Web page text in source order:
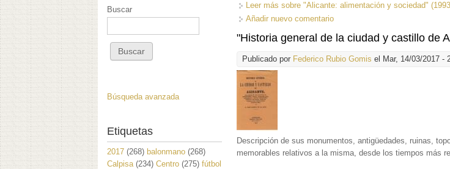
Leer más sobre "Alicante: alimentación y sociedad"
Añadir nuevo comentario
"Historia general de la ciudad y castillo de
Publicado por Federico Rubio Gomis el Mar, 14/03/2017 -
Descripción de sus monumentos, antigüedades, ruinas,
memorables relativos a la misma, desde los tiempos más
Buscar
Búsqueda avanzada
Etiquetas
2017 (268) balonmano (268)
Calpisa (234) Centro (275) fútbol